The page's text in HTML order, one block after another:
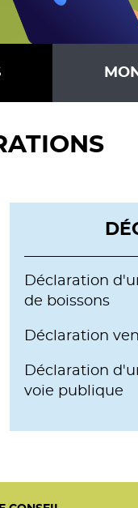
Déclaration
de boissons
Déclaration
Déclaration
voie publique